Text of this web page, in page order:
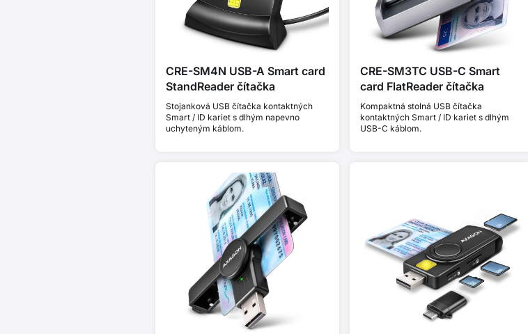
CRE-SM4N USB-A Smart card
StandReader čítačka
Stojanková USB čítačka kontaktných
Smart / ID kariet s dlhým napevno
uchyteným káblom.
CRE-SM3TC USB-C Smart
card FlatReader čítačka
Kompaktná stolná USB čítačka
kontaktných Smart / ID kariet s dlhým
USB-C káblom.